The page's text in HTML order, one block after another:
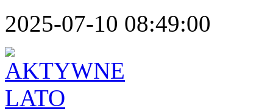
2025-07-10 08:49:00